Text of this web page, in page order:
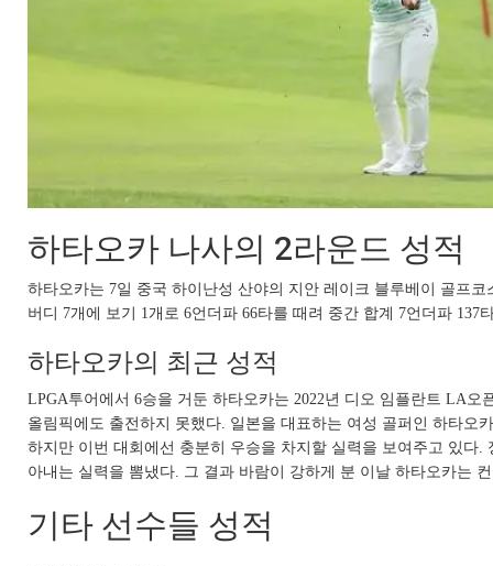
하타오카 나사의 2라운드 성적
하타오카는 7일 중국 하이난성 산야의 지안 레이크 블루베이 골프
버디 7개에 보기 1개로 6언더파 66타를 때려 중간 합계 7언더파
하타오카의 최근 성적
LPGA투어에서 6승을 거둔 하타오카는 2022년 디오 임플란트 LA
올림픽에도 출전하지 못했다. 일본을 대표하는 여성 골퍼인 하타오
하지만 이번 대회에선 충분히 우승을 차지할 실력을 보여주고 있다
아내는 실력을 뽐냈다. 그 결과 바람이 강하게 분 이날 하타오카는
기타 선수들 성적